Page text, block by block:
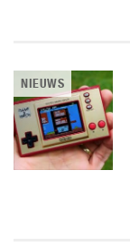
NIEUWS